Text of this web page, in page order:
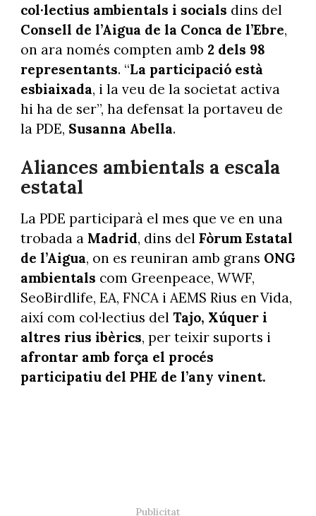
col·lectius ambientals i socials dins del
Consell de l’Aigua de la Conca de l’Ebre,
on ara només compten amb 2 dels 98
representants. “La participació està
esbiaixada, i la veu de la societat activa
hi ha de ser”, ha defensat la portaveu de
la PDE, Susanna Abella.
Aliances ambientals a escala
estatal
La PDE participarà el mes que ve en una
trobada a Madrid, dins del Fòrum Estatal
de l’Aigua, on es reuniran amb grans ONG
ambientals com Greenpeace, WWF,
SeoBirdlife, EA, FNCA i AEMS Rius en Vida,
així com col·lectius del Tajo, Xúquer i
altres rius ibèrics, per teixir suports i
afrontar amb força el procés
participatiu del PHE de l’any vinent.